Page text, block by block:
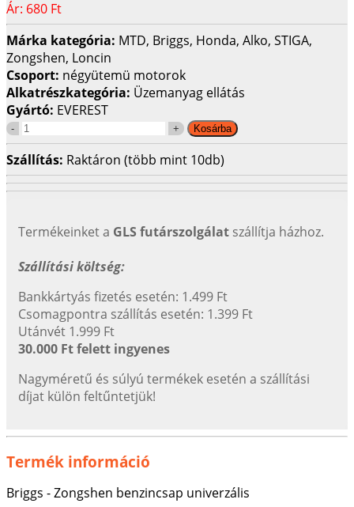
Ár: 680 Ft
Márka kategória: MTD, Briggs, Honda, Alko, STIGA,
Zongshen, Loncin
Csoport: négyütemü motorok
Alkatrészkategória: Üzemanyag ellátás
Gyártó: EVEREST
Szállítás: Raktáron (több mint 10db)
Termékeinket a GLS futárszolgálat szállítja házhoz.
Szállítási költség:
Bankkártyás fizetés esetén: 1.499 Ft
Csomagpontra szállítás esetén: 1.399 Ft
Utánvét 1.999 Ft
30.000 Ft felett ingyenes
Nagyméretű és súlyú termékek esetén a szállítási
díjat külön feltűntetjük!
Termék információ
Briggs - Zongshen benzincsap univerzális